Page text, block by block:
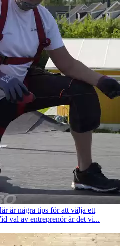
är några tips för att välja ett
val av entreprenör är det vi...